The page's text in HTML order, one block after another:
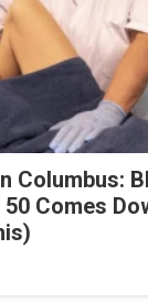
Columbus:
Comes